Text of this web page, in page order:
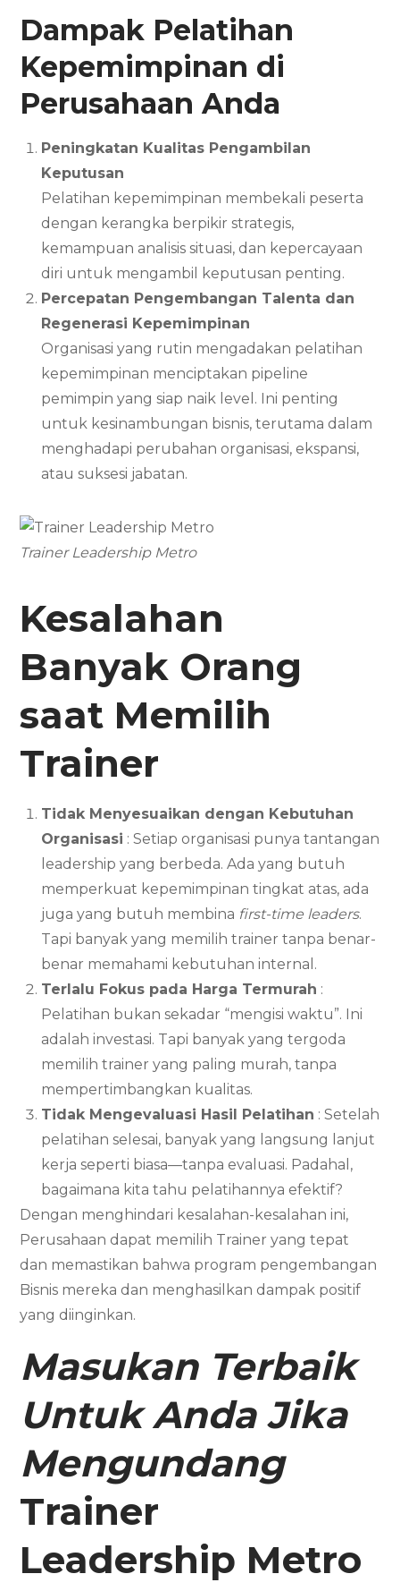
Dampak Pelatihan
Kepemimpinan di
Perusahaan Anda
Peningkatan Kualitas Pengambilan
Keputusan
Pelatihan kepemimpinan membekali peserta
dengan kerangka berpikir strategis,
kemampuan analisis situasi, dan kepercayaan
diri untuk mengambil keputusan penting.
Percepatan Pengembangan Talenta dan
Regenerasi Kepemimpinan
Organisasi yang rutin mengadakan pelatihan
kepemimpinan menciptakan pipeline
pemimpin yang siap naik level. Ini penting
untuk kesinambungan bisnis, terutama dalam
menghadapi perubahan organisasi, ekspansi,
atau suksesi jabatan.
Trainer Leadership Metro
Kesalahan
Banyak Orang
saat Memilih
Trainer
Tidak Menyesuaikan dengan Kebutuhan
Organisasi : Setiap organisasi punya tantangan
leadership yang berbeda. Ada yang butuh
memperkuat kepemimpinan tingkat atas, ada
juga yang butuh membina first-time leaders.
Tapi banyak yang memilih trainer tanpa benar-
benar memahami kebutuhan internal.
Terlalu Fokus pada Harga Termurah :
Pelatihan bukan sekadar “mengisi waktu”. Ini
adalah investasi. Tapi banyak yang tergoda
memilih trainer yang paling murah, tanpa
mempertimbangkan kualitas.
Tidak Mengevaluasi Hasil Pelatihan : Setelah
pelatihan selesai, banyak yang langsung lanjut
kerja seperti biasa—tanpa evaluasi. Padahal,
bagaimana kita tahu pelatihannya efektif?
Dengan menghindari kesalahan-kesalahan ini,
Perusahaan dapat memilih Trainer yang tepat
dan memastikan bahwa program pengembangan
Bisnis mereka dan menghasilkan dampak positif
yang diinginkan.
Masukan Terbaik
Untuk Anda Jika
Mengundang
Trainer
Leadership Metro